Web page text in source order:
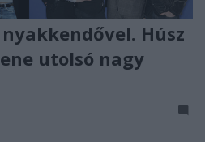
Húsz
utolsó nagy